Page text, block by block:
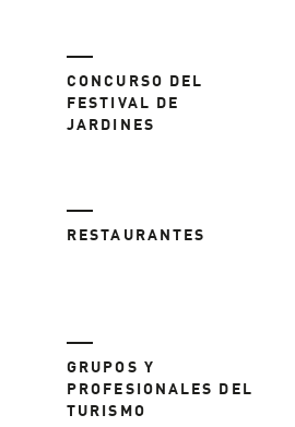
CONCURSO DEL
FESTIVAL DE
JARDINES
RESTAURANTES
GRUPOS Y
PROFESIONALES DEL
TURISMO